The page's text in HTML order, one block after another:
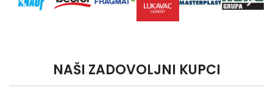
NAŠI ZADOVOLJNI KUPCI